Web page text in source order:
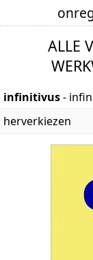
ALLE
infinitivus-
herverkiezen